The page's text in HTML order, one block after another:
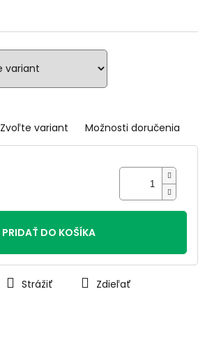
Zvoľte variant Možnosti doručenia
PRIDAŤ DO KOŠÍKA
Strážiť Zdieľať